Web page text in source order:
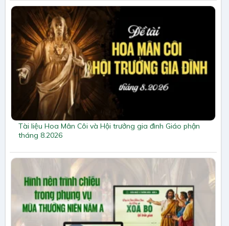
Tài liệu Hoa Mân Côi và Hội trưởng gia đình Giáo phận
tháng 8.2026